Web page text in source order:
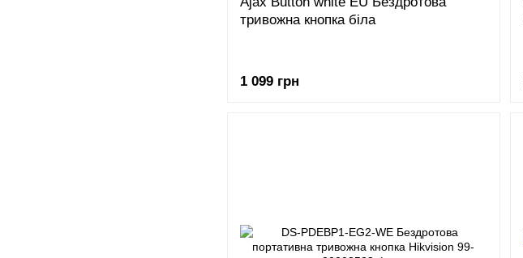
тривожна кнопка біла
1 099 грн